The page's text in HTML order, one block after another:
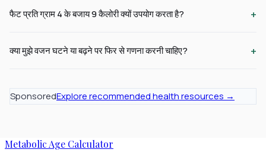
फैट प्रति ग्राम 4 के बजाय 9 कैलोरी क्यों उपयोग करता है? +
क्या मुझे वजन घटने या बढ़ने पर फिर से गणना करनी चाहिए? +
SponsoredExplore recommended health resources →
Metabolic Age Calculator